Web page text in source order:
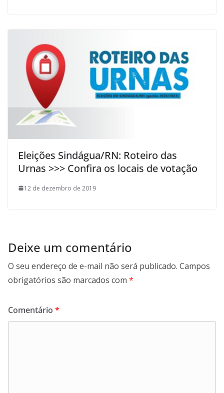
Eleições Sindágua/RN: Roteiro das
Urnas >>> Confira os locais de votação
12 de dezembro de 2019
Deixe um comentário
O seu endereço de e-mail não será publicado. Campos
obrigatórios são marcados com *
Comentário *